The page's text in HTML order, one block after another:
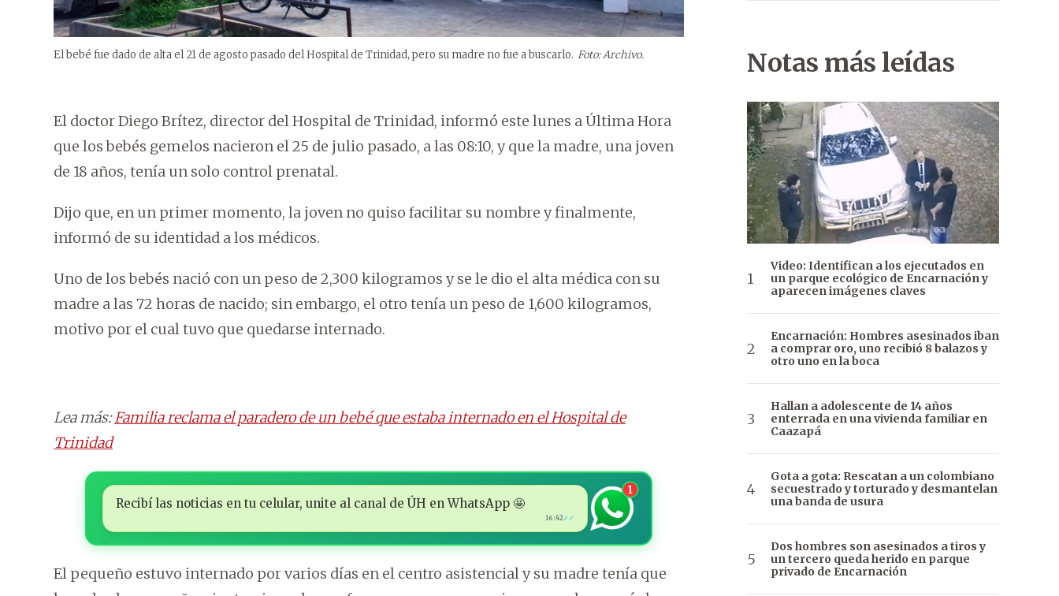
El bebé fue dado de alta el 21 de agosto pasado del Hospital de Trinidad, pero su madre no fue a buscarlo. Foto: Archivo.
El doctor Diego Brítez, director del Hospital de Trinidad, informó este lunes a Última Hora
que los bebés gemelos nacieron el 25 de julio pasado, a las 08:10, y que la madre, una joven
de 18 años, tenía un solo control prenatal.
Dijo que, en un primer momento, la joven no quiso facilitar su nombre y finalmente,
informó de su identidad a los médicos.
Uno de los bebés nació con un peso de 2,300 kilogramos y se le dio el alta médica con su
madre a las 72 horas de nacido; sin embargo, el otro tenía un peso de 1,600 kilogramos,
motivo por el cual tuvo que quedarse internado.
Lea más:Familia reclama el paradero de un bebé que estaba internado en el Hospital de
Trinidad
Recibí las noticias en tu celular, unite al canal de ÚH en WhatsApp 🤩
16:42✓✓
1
El pequeño estuvo internado por varios días en el centro asistencial y su madre tenía que
Notas más leídas
Video: Identifican a los ejecutados en
un parque ecológico de Encarnación y
aparecen imágenes claves
Encarnación: Hombres asesinados iban
a comprar oro, uno recibió 8 balazos y
otro uno en la boca
Hallan a adolescente de 14 años
enterrada en una vivienda familiar en
Caazapá
Gota a gota: Rescatan a un colombiano
secuestrado y torturado y desmantelan
una banda de usura
Dos hombres son asesinados a tiros y
un tercero queda herido en parque
privado de Encarnación